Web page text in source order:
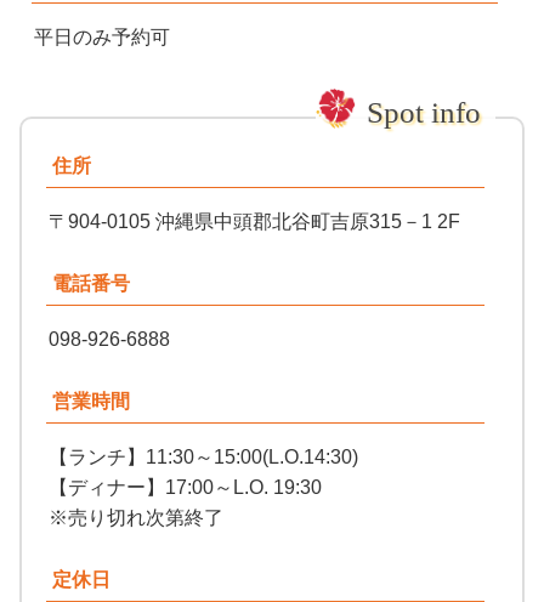
平日のみ予約可
住所
〒904-0105 沖縄県中頭郡北谷町吉原315－1 2F
電話番号
098-926-6888
営業時間
【ランチ】11:30～15:00(L.O.14:30)
【ディナー】17:00～L.O. 19:30
※売り切れ次第終了
定休日